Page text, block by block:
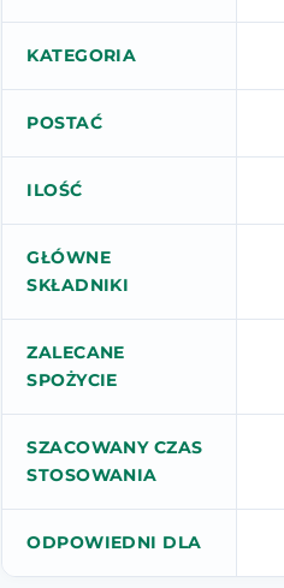
KATEGORIA
POSTAĆ
ILOŚĆ
GŁÓWNE
SKŁADNIKI
ZALECANE
SPOŻYCIE
SZACOWANY CZAS
STOSOWANIA
ODPOWIEDNI DLA